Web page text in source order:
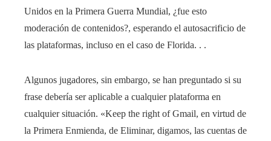
Unidos en la Primera Guerra Mundial, ¿fue esto
moderación de contenidos?, esperando el autosacrificio de
las plataformas, incluso en el caso de Florida. . .
Algunos jugadores, sin embargo, se han preguntado si su
frase debería ser aplicable a cualquier plataforma en
cualquier situación. «Keep the right of Gmail, en virtud de
la Primera Enmienda, de Eliminar, digamos, las cuentas de